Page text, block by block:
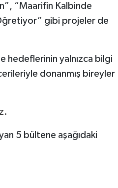
“Maarifin Kalbinde
gibi projeler de
hedeflerinin yalnızca bilgi
donanmış bireyler
5 bültene aşağıdaki